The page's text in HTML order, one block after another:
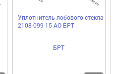
Уплотнитель лобового стекла
2108-099 15 АО БРТ
БРТ